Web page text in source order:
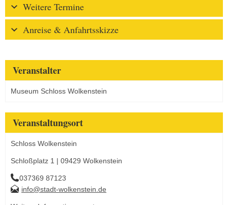
Weitere Termine
Anreise & Anfahrtsskizze
Veranstalter
Museum Schloss Wolkenstein
Veranstaltungsort
Schloss Wolkenstein
Schloßplatz 1 | 09429 Wolkenstein
037369 87123
info@stadt-wolkenstein.de